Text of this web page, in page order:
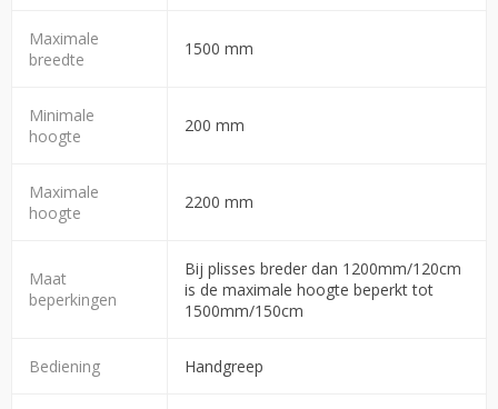
Maximale
breedte
1500 mm
Minimale
hoogte
200 mm
Maximale
hoogte
2200 mm
Maat
beperkingen
Bij plisses breder dan 1200mm/120cm
is de maximale hoogte beperkt tot
1500mm/150cm
Bediening Handgreep